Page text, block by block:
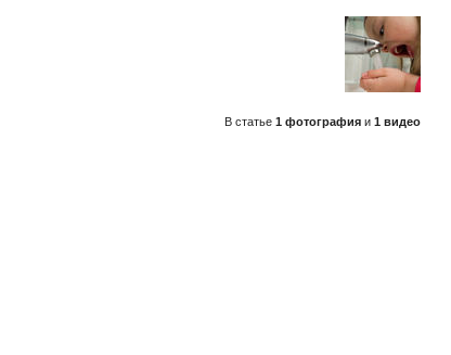
В статье 1 фотография и 1 видео